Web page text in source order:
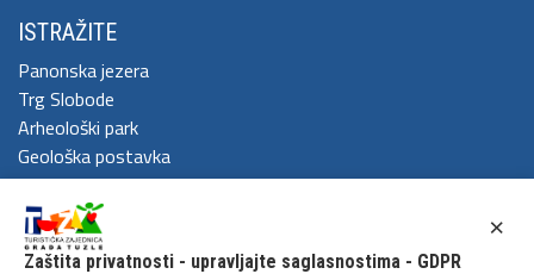
ISTRAŽITE
Panonska jezera
Trg Slobode
Arheološki park
Geološka postavka
DOŽIVITE
Festival Kaleidoskop
Zaštita privatnosti - upravljajte saglasnostima - GDPR
×